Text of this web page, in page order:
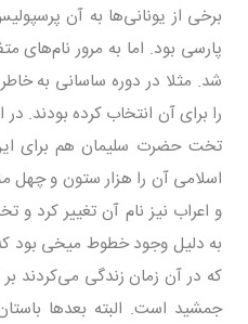
برخی از یونانی‌ها به آن
پارسی بود. اما به مرور نام‌های
شد. مثلا در دوره ساسانی به
را برای آن انتخاب کرده بودند.
تخت حضرت سلیمان هم برای
اسلامی آن را هزار ستون و چهل
و اعراب نیز نام آن تغییر کرد
به دلیل وجود خطوط میخی بود
که در آن زمان زندگی می‌کردند بر
جمشید است. البته بعدها